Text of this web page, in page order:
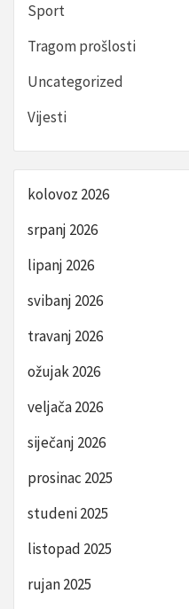
Sport
Tragom prošlosti
Uncategorized
Vijesti
kolovoz 2026
srpanj 2026
lipanj 2026
svibanj 2026
travanj 2026
ožujak 2026
veljača 2026
siječanj 2026
prosinac 2025
studeni 2025
listopad 2025
rujan 2025